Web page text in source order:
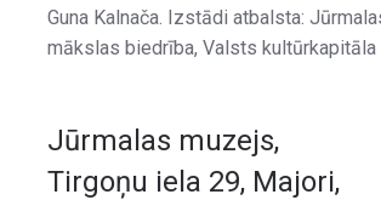
Guna Kalnača. Izstādi atbalsta:
mākslas biedrība, Valsts kultūrkapitāla
Jūrmalas muzejs,
Tirgoņu iela 29, Majori,